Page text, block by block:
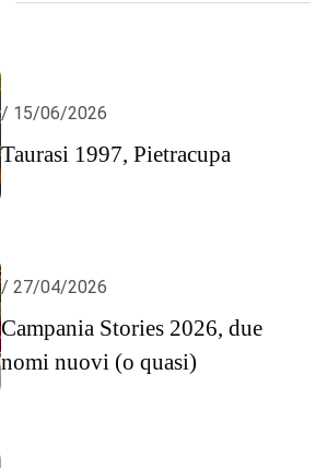
/ 15/06/2026
Taurasi 1997, Pietracupa
/ 27/04/2026
Campania Stories 2026, due
nomi nuovi (o quasi)